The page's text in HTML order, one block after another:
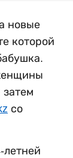
новые
которой
со
летней